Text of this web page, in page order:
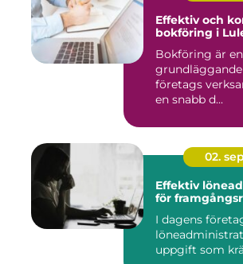
Effektiv och
bokföring i
Bokföring är en
företags
en snabb d...
02. sep
Effektiv
för
I dagens
uppgift som